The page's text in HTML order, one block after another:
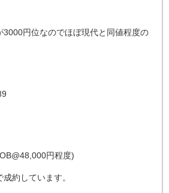
3000円位なのでほぼ現代と同値程度の
円程度)
約しています。